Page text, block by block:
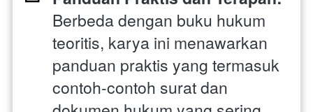
Berbeda dengan buku hukum
teoritis, karya ini menawarkan
panduan praktis yang termasuk
contoh-contoh surat dan